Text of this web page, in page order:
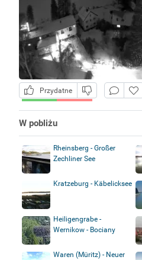
Przydatne
W pobliżu
Rheinsberg - Großer
Zechliner See
Kratzeburg - Käbelicksee
Heiligengrabe -
Wernikow - Bociany
Waren (Müritz) - Neuer